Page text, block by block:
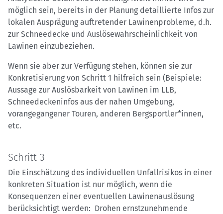
möglich sein, bereits in der Planung detaillierte Infos zur
lokalen Ausprägung auftretender Lawinenprobleme, d.h.
zur Schneedecke und Auslösewahrscheinlichkeit von
Lawinen einzubeziehen.
Wenn sie aber zur Verfügung stehen, können sie zur
Konkretisierung von Schritt 1 hilfreich sein (Beispiele:
Aussage zur Auslösbarkeit von Lawinen im LLB,
Schneedeckeninfos aus der nahen Umgebung,
vorangegangener Touren, anderen Bergsportler*innen,
etc.
Schritt 3
Die Einschätzung des individuellen Unfallrisikos in einer
konkreten Situation ist nur möglich, wenn die
Konsequenzen einer eventuellen Lawinenauslösung
berücksichtigt werden: Drohen ernstzunehmende